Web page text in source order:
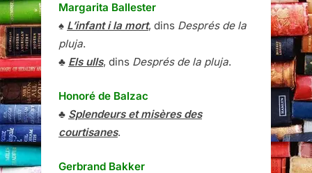
Margarita Ballester
♠ L’infant i la mort, dins Després de la
pluja.
♣ Els ulls, dins Després de la pluja.
Honoré de Balzac
♣ Splendeurs et misères des
courtisanes.
Gerbrand Bakker